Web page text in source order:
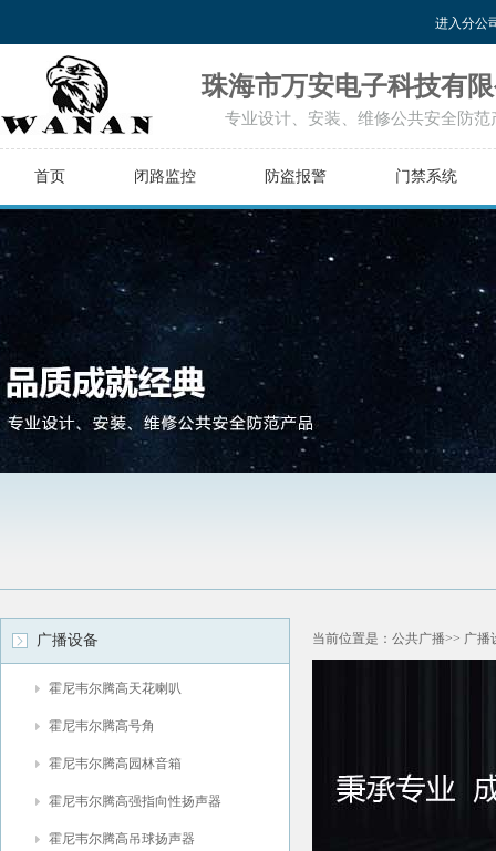
进入分公
珠海市万安电子科技有
专业设计、安装、维修公共安全防范
首页 闭路监控 防盗报警 门禁系统
广播设备
霍尼韦尔腾高天花喇叭
霍尼韦尔腾高号角
霍尼韦尔腾高园林音箱
霍尼韦尔腾高强指向性扬声器
霍尼韦尔腾高吊球扬声器
当前位置是：公共广播>> 广播